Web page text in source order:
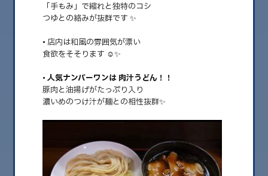
2026.04
2026.03
2026.02
2026.01
2025.12
2025.11
2025.10
2025.09
「手もみ」で縮れと独特のコシ
つゆとの絡みが抜群です ✨
• 店内は和風の雰囲気が漂い
食欲をそそります ☺️✨
•人気ナンバーワンは 肉汁うどん！！
豚肉と油揚げがたっぷり入り
濃いめのつけ汁が麺との相性抜群✨